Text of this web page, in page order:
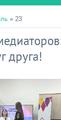
» 23
друга!